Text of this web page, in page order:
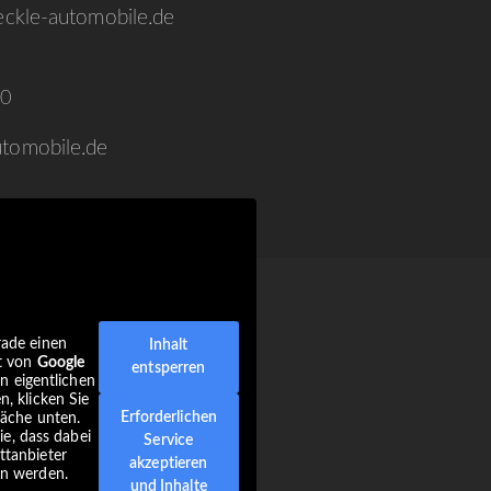
automobile.de
einen
von Google
eigentlichen
klicken Sie
unten.
dass dabei
werden.
Inhalt
entsperren
Erforderlichen
Service
akzeptieren
und Inhalte